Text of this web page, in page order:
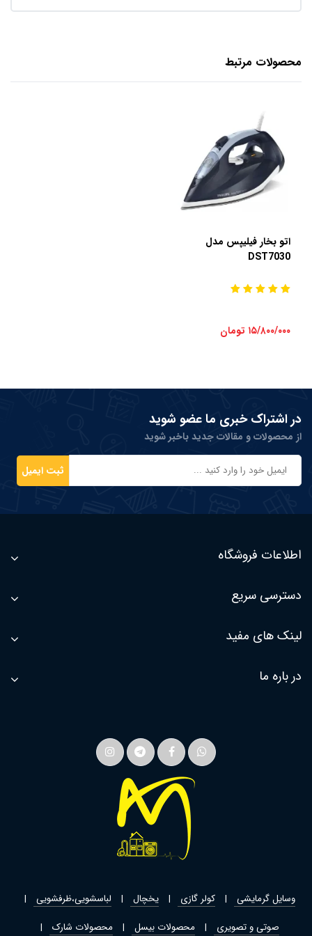
محصولات مرتبط
اتو بخار فیلیپس مدل
DST7030
۱۵/۸۰۰/۰۰۰ تومان
در اشتراک خبری ما عضو شوید
از محصولات و مقالات جدید باخبر شوید
ثبت ایمیل
اطلاعات فروشگاه
دسترسی سریع
لینک های مفید
در باره ما
وسایل گرمایشی کولر گازی یخچال
لباسشویی،ظرفشویی
صوتی و تصویری
محصولات بیسل محصولات شارک